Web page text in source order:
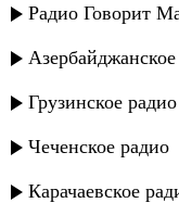
Радио Говорит
Грузинское радио
Чеченское радио
Карачаевское
Пазилат
Пазилат
Мурад
Шуточная